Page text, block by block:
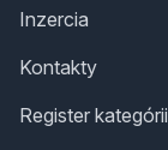
Inzercia
Kontakty
Register kategórii